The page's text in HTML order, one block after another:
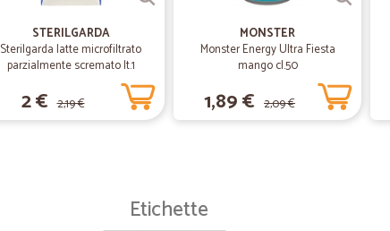
STERILGARDA
Sterilgarda latte microfiltrato
parzialmente scremato lt.1
2 € 2,19 €
MONSTER
Monster Energy Ultra Fiesta
mango cl.50
1,89 € 2,09 €
Etichette